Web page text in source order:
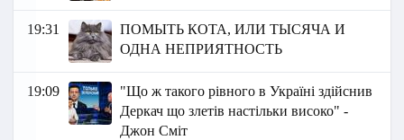
19:31
ПОМЫТЬ КОТА, ИЛИ ТЫСЯЧА И
ОДНА НЕПРИЯТНОСТЬ
19:09
"Що ж такого рівного в Україні здійснив
Деркач що злетів настільки високо" -
Джон Сміт